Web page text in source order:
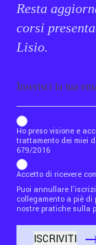
Resta
corsi
Lisio.
Ho preso visione e
trattamento dei miei
679/2016
Accetto di ricevere
Puoi annullare
collegamento a piè di
nostre pratiche sulla